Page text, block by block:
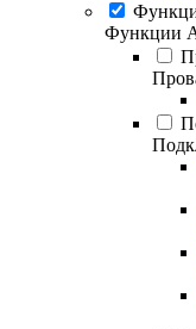
Функции